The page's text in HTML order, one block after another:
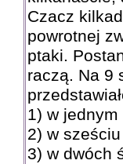
Czacz
powrotnej
ptaki.
raczą. Na 9
1) w
2) w
3) w dwóch